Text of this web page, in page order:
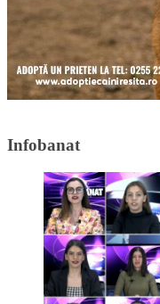
Infobanat